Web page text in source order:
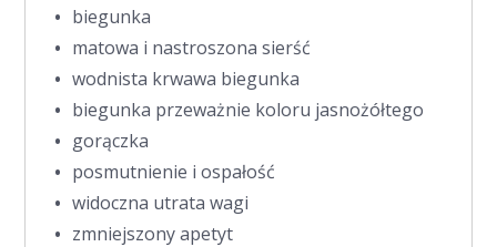
biegunka
matowa i nastroszona sierść
wodnista krwawa biegunka
biegunka przeważnie koloru jasnożółtego
gorączka
posmutnienie i ospałość
widoczna utrata wagi
zmniejszony apetyt